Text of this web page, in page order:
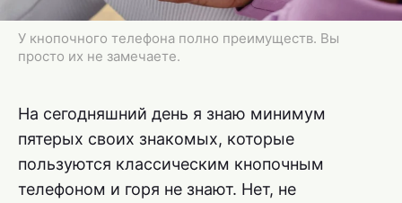
У кнопочного телефона полно преимуществ. Вы
просто их не замечаете.
На сегодняшний день я знаю минимум
пятерых своих знакомых, которые
пользуются классическим кнопочным
телефоном и горя не знают. Нет, не